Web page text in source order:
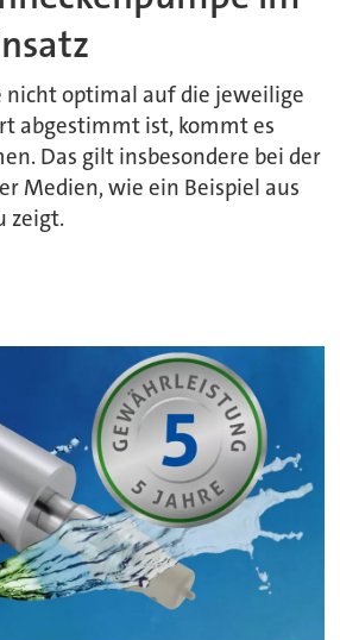
nicht optimal auf die jeweilige
abgestimmt ist, kommt es
Das gilt insbesondere bei der
Medien, wie ein Beispiel aus
zeigt.